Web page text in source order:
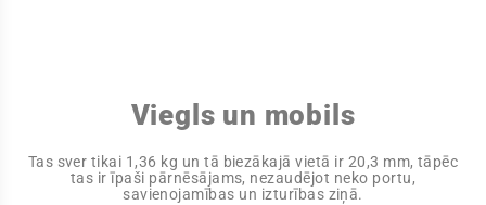
Viegls un mobils
Tas sver tikai 1,36 kg un tā biezākajā vietā ir 20,3 mm, tāpēc
tas ir īpaši pārnēsājams, nezaudējot neko portu,
savienojamības un izturības ziņā.